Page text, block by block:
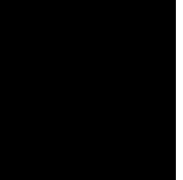
unghie